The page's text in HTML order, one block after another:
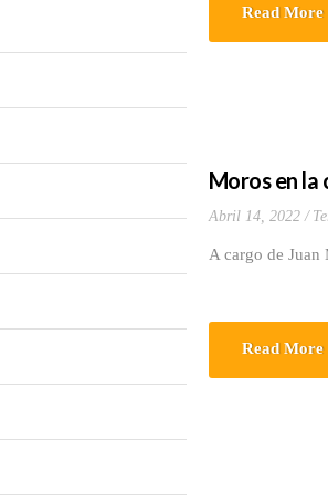
Read More
Moros en la
Abril 14, 2022
A cargo de
Read More